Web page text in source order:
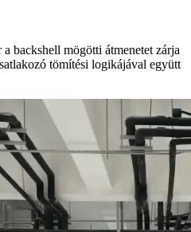
backshell mögötti átmenetet zárja
tömítési logikájával együtt